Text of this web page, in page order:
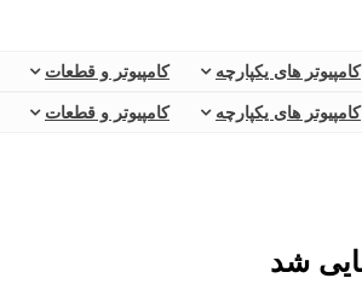
کامپیوتر های یکپارچه کامپیوتر و قطعات
کامپیوتر های یکپارچه کامپیوتر و قطعات